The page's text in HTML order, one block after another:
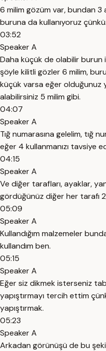
6 milim gözüm var, bundan
buruna da kullanıyoruz çünkü.
03:52
Speaker A
Daha küçük de olabilir burun
şöyle kilitli gözler 6 milim,
küçük varsa eğer olduğunuz
alabilirsiniz 5 milim gibi.
04:07
Speaker A
Tığ numarasına gelelim, tığ
eğer 4 kullanmanızı tavsiye
04:15
Speaker A
Ve diğer tarafları, ayaklar,
gördüğünüz diğer her tarafı
05:09
Speaker A
Kullandığım malzemeler
kullandım ben.
05:15
Speaker A
Eğer siz dikmek isterseniz
yapıştırmayı tercih ettim
yapıştırmak.
05:23
Speaker A
Arkadan görünüşü de bu